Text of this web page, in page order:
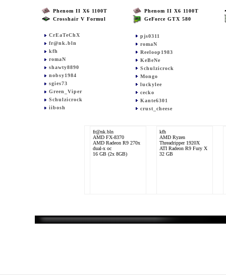
Phenom II X6 1100T
Crosshair V Formul
CrEaTeChX
fr@nk.bln
kfh
romaN
shawty8890
nobsy1984
sgies73
Green_Viper
Schulzicrock
iibosh
Phenom II X6 1100T
GeForce GTX 580
pjs0311
romaN
Reeloop1983
KeBeNe
Schulzicrock
Mongo
luckylee
cecko
Kante6301
crust_cheese
fr@nk.bln
AMD FX-8370
AMD Radeon R9 270x
dual-x oc
16 GB (2x 8GB)
kfh
AMD Ryzen
Threadripper 1920X
ATI Radeon R9 Fury X
32 GB
1100T
2x NVIDIA GeForce